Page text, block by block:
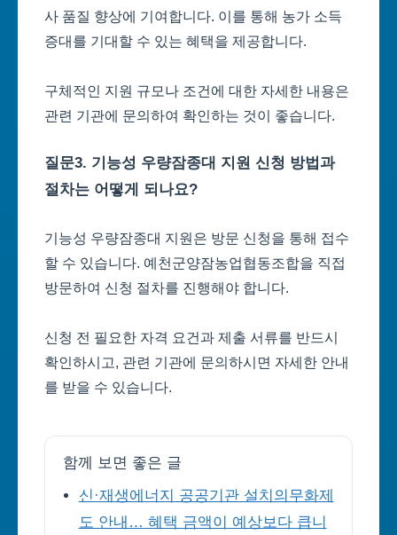
사 품질 향상에 기여합니다. 이를 통해 농가 소득
증대를 기대할 수 있는 혜택을 제공합니다.
구체적인 지원 규모나 조건에 대한 자세한 내용은
관련 기관에 문의하여 확인하는 것이 좋습니다.
질문3. 기능성 우량잠종대 지원 신청 방법과
절차는 어떻게 되나요?
기능성 우량잠종대 지원은 방문 신청을 통해 접수
할 수 있습니다. 예천군양잠농업협동조합을 직접
방문하여 신청 절차를 진행해야 합니다.
신청 전 필요한 자격 요건과 제출 서류를 반드시
확인하시고, 관련 기관에 문의하시면 자세한 안내
를 받을 수 있습니다.
함께 보면 좋은 글
신·재생에너지 공공기관 설치의무화제
도 안내… 혜택 금액이 예상보다 큽니